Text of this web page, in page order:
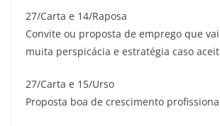
27/Carta e 14/Raposa
Convite ou proposta de emprego que
muita perspicácia e estratégia caso
27/Carta e 15/Urso
Proposta boa de crescimento